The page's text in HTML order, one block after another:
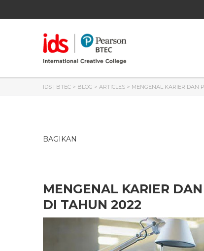
IDS | BTEC > BLOG > ARTICLES > MENGENAL KARIER DAN
BAGIKAN
MENGENAL KARIER
DI TAHUN 2022